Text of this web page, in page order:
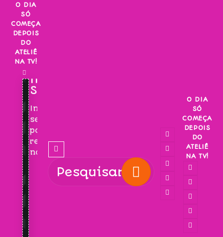
Skip
content
O DIA
SÓ
COMEÇA
DEPOIS
DO
ATELIÊ
NA TV!
INSCREVA-
SE!
Inscreva-
se
para
receber
novidades!
O DIA
SÓ
COMEÇA
DEPOIS
DO
ATELIÊ
NA TV!